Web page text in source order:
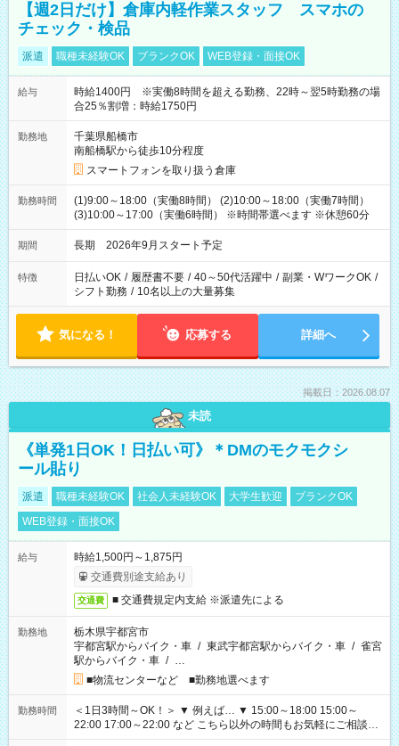
【週2日だけ】倉庫内軽作業スタッフ スマホの
チェック・検品
派遣 職種未経験OK ブランクOK WEB登録・面接OK
給与
時給1400円 ※実働8時間を超える勤務、22時～翌5時勤務の場
合25％割増：時給1750円
勤務地
千葉県船橋市
南船橋駅から徒歩10分程度
スマートフォンを取り扱う倉庫
勤務時間
(1)9:00～18:00（実働8時間） (2)10:00～18:00（実働7時間）
(3)10:00～17:00（実働6時間） ※時間帯選べます ※休憩60分
期間 長期 2026年9月スタート予定
特徴 日払いOK / 履歴書不要 / 40～50代活躍中 / 副業・WワークOK /
シフト勤務 / 10名以上の大量募集
気になる！ 応募する 詳細へ
掲載日：2026.08.07
未読
《単発1日OK！日払い可》＊DMのモクモクシ
ール貼り
派遣 職種未経験OK 社会人未経験OK 大学生歓迎
ブランクOK
WEB登録・面接OK
給与
時給1,500円～1,875円
交通費別途支給あり
交通費 ■ 交通費規定内支給 ※派遣先による
勤務地
栃木県宇都宮市
宇都宮駅からバイク・車 / 東武宇都宮駅からバイク・車 / 雀宮
駅からバイク・車 / …
■物流センターなど ■勤務地選べます
勤務時間
＜1日3時間～OK！＞ ▼ 例えば… ▼ 15:00～18:00 15:00～
22:00 17:00～22:00 など こちら以外の時間もお気軽にご相談く
ださい！